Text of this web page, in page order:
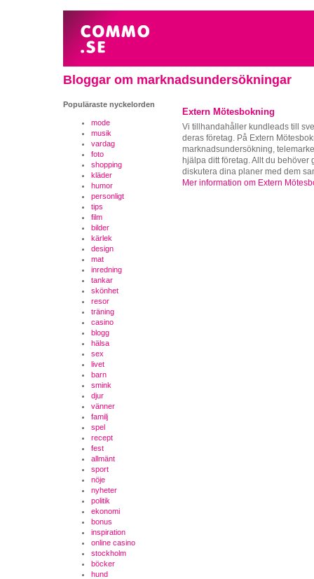
Bloggar om marknadsundersökningar
Populäraste nyckelorden
mode
musik
vardag
foto
shopping
kläder
humor
personligt
tips
film
bilder
kärlek
design
mat
inredning
tankar
skönhet
resor
träning
casino
blogg
hälsa
sex
livet
barn
smink
djur
vänner
familj
spel
recept
fest
allmänt
sport
nöje
nyheter
politik
ekonomi
bonus
inspiration
online casino
stockholm
böcker
hund
Extern Mötesbokning
Vi tillhandahåller kundleads till
deras företag. På Extern
marknadsundersökning,
hjälpa ditt företag. Allt du
diskutera dina planer med dem
Mer information om Extern